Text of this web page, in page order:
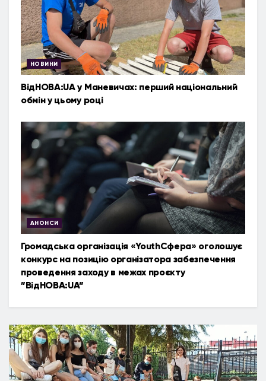
НОВИНИ
ВідНОВА:UA у Маневичах: перший національний
обмін у цьому році
АНОНСИ
Громадська організація «YouthСфера» оголошує
конкурс на позицію організатора забезпечення
проведення заходу в межах проєкту
”ВідНОВА:UA”